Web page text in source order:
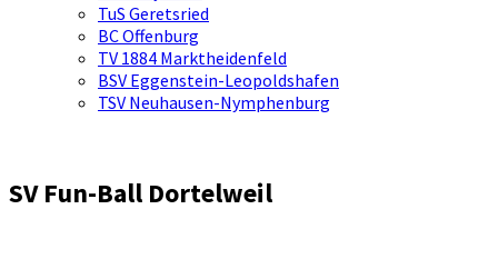
TuS Geretsried
BC Offenburg
TV 1884 Marktheidenfeld
BSV Eggenstein-Leopoldshafen
TSV Neuhausen-Nymphenburg
SV Fun-Ball Dortelweil